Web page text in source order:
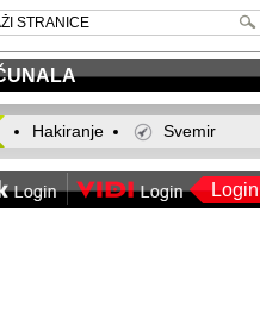
Hakiranje Svemir
Login